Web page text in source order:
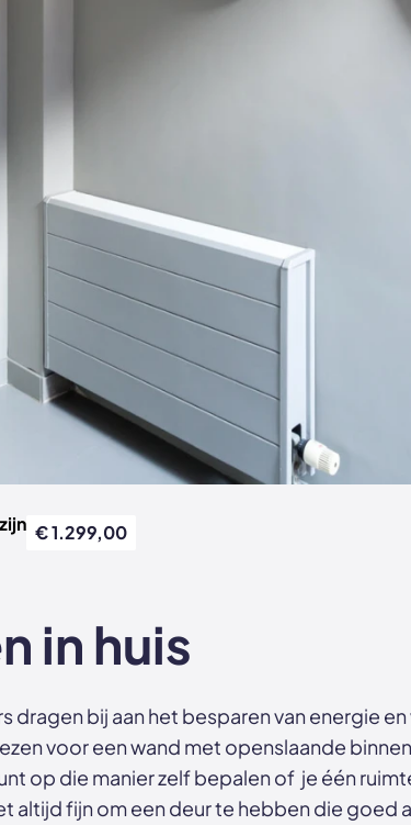
€ 1.299,00
in huis
bij aan het besparen van energie en
voor een wand met openslaande
op die manier zelf bepalen of je één
altijd fijn om een deur te hebben die goed